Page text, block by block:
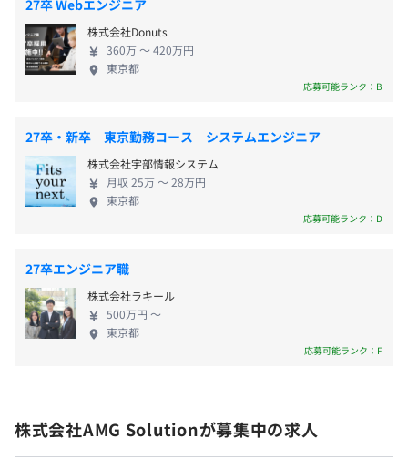
【開発環境・業務範囲】
■OS：Windows／Linux
■言語：Java／PHP／Go／Python／Vue／C#.NET／
PostgreSQL／NoSQL／DB2／Access
間力」「技術力」「教育」といったスキルマトリクスが用
意されており、現在の自分の立ち位置と、どこまで能力を
伸ばしたら昇格するかという目安が明確です。上司と話し
・交通費支給（月4万円まで）
・役職手当
・職能手当
賞与：年2回（6月、12月）
※昨年度実績：2カ月分
昇給：年1回（7月）
社会保険完備（健康保険・厚生年金加入・雇用保険・労災
あり
キャリアコンサルティング制度の有無及びその内容
技術セミナー
ベテランのエンジニアから、若手や中堅のエンジニアに対
新しい技術のセミナーや、エンジニアとしての考え方のフ
ィードバック、場合によってはペアプログラミングをおこ
なって、技術力の向上を目指していきます。
ています。 テーマはビジネススキルの基礎からプロジェ
クト運営や、事業活動の中で必要性があると判断した内容
を実施しています。
を最大10個書き出し実践し、1カ月後に振り返りをおこな
います。 課題図書を設定することで、全員に共通認識を
生み出すことを目的としています。
データベースはOracleやMySQLなど、多様な開発環
境に触れる機会があります。勤務地は自社内または東
京23区内の顧客先で、転勤はありません。チームで
の活動を基本とし、月の平均残業時間は20時間以内
環境です。 ■採用について 入社前に必須となる資格
は特にありませんが、未経験者の場合は内定後に
JavaBronzeの資格取得を目指すことになります。給
与は月給200,500円からで、年に一度、7月に昇給が
あります。賞与は年に2回支給され、評価しだいでは
目には400万円から430万円が期待できます。会社の
評価制度は「スキルマトリクス」という明確で透明
性の高い仕組みを導入しており、「提案」「情報共
有」「人間力」「技術力」「教育」の5つの項目で、
長できます。入社1年目では、Javaを使った受託案件
のテストや広報部門でのSNS更新などを担当します。
27卒 Webエンジニア
株式会社Donuts
360万 〜 420万円
東京都
応募可能ランク：B
27卒・新卒 東京勤務コース システムエンジニア
株式会社宇部情報システム
月収 25万 〜 28万円
東京都
応募可能ランク：D
27卒エンジニア職
株式会社ラキール
500万円 〜
東京都
応募可能ランク：F
株式会社AMG Solutionが募集中の求人